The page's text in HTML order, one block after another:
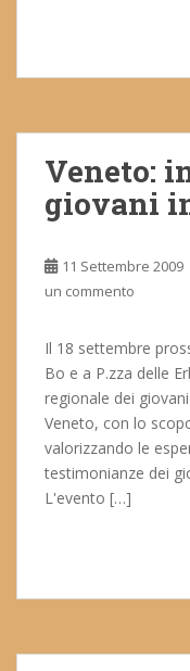
Veneto:
giovani
11 Settembre 2009
un commento
Il 18 settembre
Bo e a P.zza delle
regionale dei
Veneto, con lo
valorizzando le
testimonianze dei
L'evento […]